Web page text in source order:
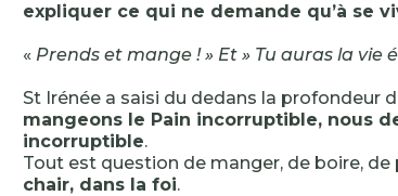
expliquer ce qui ne demande qu’à se
« Prends et mange ! » Et » Tu auras la vie
St Irénée a saisi du dedans la profondeur
mangeons le Pain incorruptible, nous
incorruptible.
Tout est question de manger, de boire,
chair, dans la foi.